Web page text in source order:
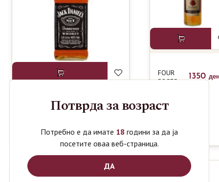
1850 1590 ден
FOUR
ROSES
0.7L
1350
Потврда за возраст
Потребно е да имате 18 години за да ја
посетите оваа веб-страница.
ДА